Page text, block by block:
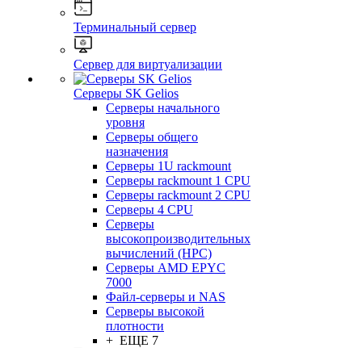
Терминальный сервер
Сервер для виртуализации
Серверы SK Gelios
Серверы начального
уровня
Серверы общего
назначения
Серверы 1U rackmount
Серверы rackmount 1 CPU
Серверы rackmount 2 CPU
Серверы 4 CPU
Серверы
высокопроизводительных
вычислений (HPC)
Серверы AMD EPYC
7000
Файл-серверы и NAS
Серверы высокой
плотности
+ ЕЩЕ 7